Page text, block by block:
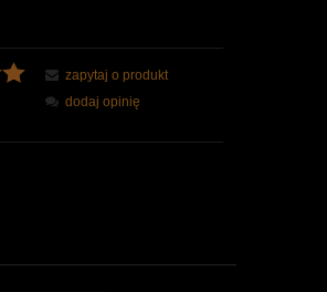
zapytaj o produkt
dodaj opinię